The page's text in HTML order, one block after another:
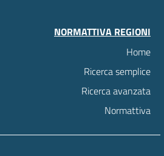
NORMATTIVA REGIONI
Home
Ricerca semplice
Ricerca avanzata
Normattiva